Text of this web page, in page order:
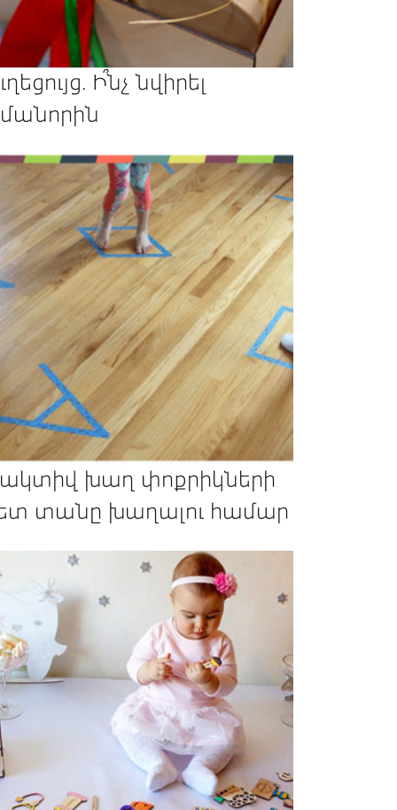
Ի՞նչ նվիրել
ակտիվ խաղ փոքրիկների
տանը խաղալու համար